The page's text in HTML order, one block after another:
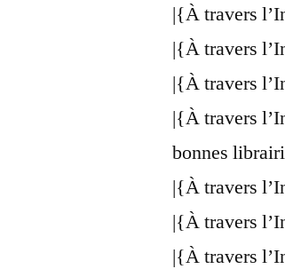
|{À travers
|{À travers
|{À travers
|{À travers
bonnes
|{À travers
|{À travers
|{À travers